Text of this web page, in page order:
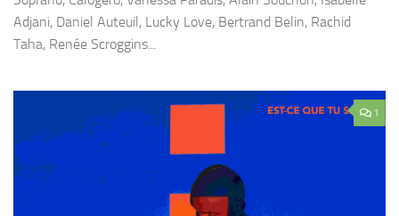
Adjani, Daniel Auteuil, Lucky Love, Bertrand Belin, Rachid
Taha, Renée Scroggins...
1